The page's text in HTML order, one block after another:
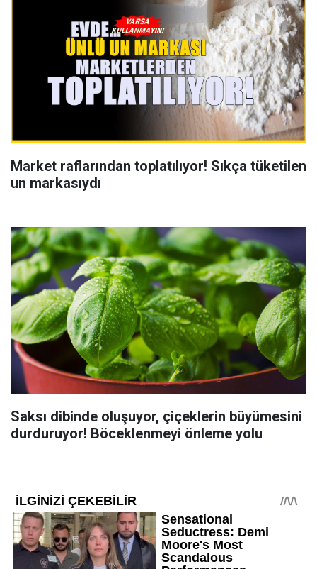
Market raflarından toplatılıyor! Sıkça tüketilen
un markasıydı
Saksı dibinde oluşuyor, çiçeklerin büyümesini
durduruyor! Böceklenmeyi önleme yolu